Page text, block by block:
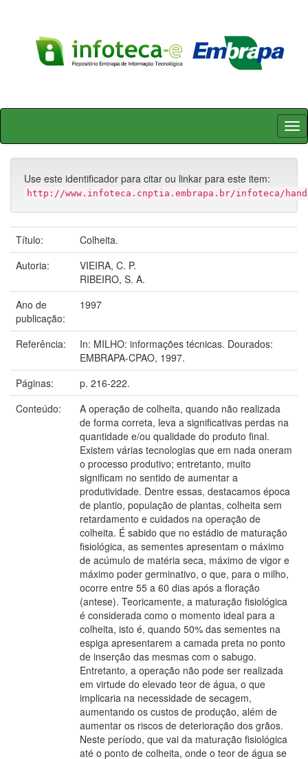
Skip
Use este identificador para citar ou linkar para este item:
http://www.infoteca.cnptia.embrapa.br/infoteca/
Título:
Colheita.
Autoria:
VIEIRA, C. P.
RIBEIRO, S. A.
Ano de
publicação:
1997
Referência:
In: MILHO: informações técnicas. Dourados:
EMBRAPA-CPAO, 1997.
Páginas:
p. 216-222.
Conteúdo:
A operação de colheita, quando não realizada
de forma correta, leva a significativas perdas na
quantidade e/ou qualidade do produto final.
Existem várias tecnologias que em nada oneram
o processo produtivo; entretanto, muito
significam no sentido de aumentar a
produtividade. Dentre essas, destacamos época
de plantio, população de plantas, colheita sem
retardamento e cuidados na operação de
colheita. É sabido que no estádio de maturação
fisiológica, as sementes apresentam o máximo
de acúmulo de matéria seca, máximo de vigor e
máximo poder germinativo, o que, para o milho,
ocorre entre 55 a 60 dias após a floração
(antese). Teoricamente, a maturação fisiológica
é considerada como o momento ideal para a
colheita, isto é, quando 50% das sementes na
espiga apresentarem a camada preta no ponto
de inserção das mesmas com o sabugo.
Entretanto, a operação não pode ser realizada
em virtude do elevado teor de água, o que
implicaria na necessidade de secagem,
aumentando os custos de produção, além de
aumentar os riscos de deterioração dos grãos.
Neste período, que vai da maturação fisiológica
até o ponto de colheita, onde o teor de água se